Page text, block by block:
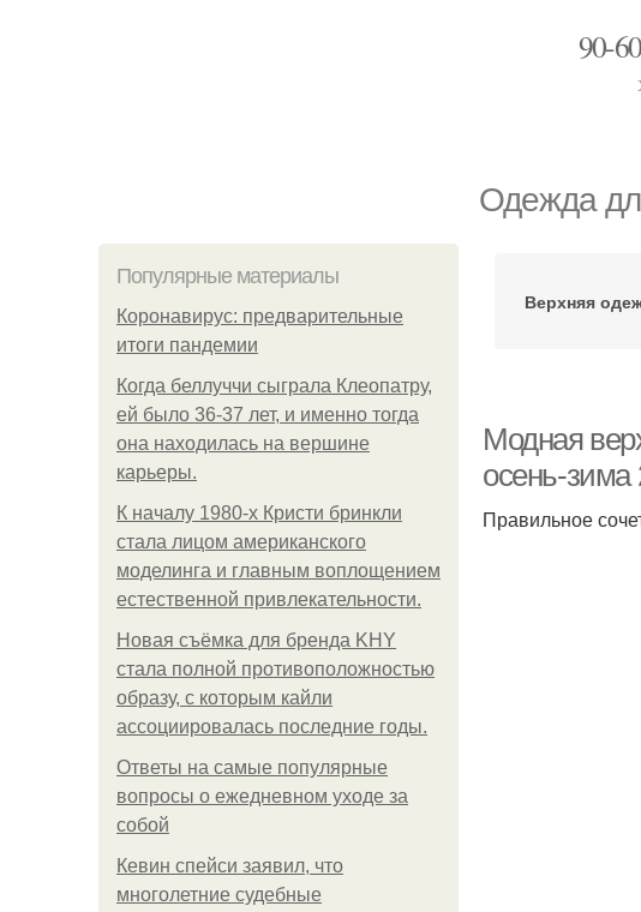
90-
Одежда
Популярные материалы
Коронавирус: предварительные
итоги пандемии
Когда беллуччи сыграла Клеопатру,
ей было 36-37 лет, и именно тогда
она находилась на вершине
карьеры.
К началу 1980-х Кристи бринкли
стала лицом американского
моделинга и главным воплощением
естественной привлекательности.
Новая съёмка для бренда KHY
стала полной противоположностью
образу, с которым кайли
ассоциировалась последние годы.
Ответы на самые популярные
вопросы о ежедневном уходе за
собой
Кевин спейси заявил, что
многолетние судебные
Верхняя
Модная
осень-зима
Правильное